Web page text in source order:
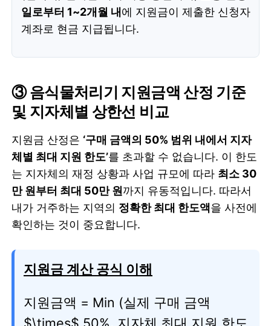
일로부터 1~2개월 내 에 지원금이 제출한 신청자
계좌로 현금 지급됩니다.
③음식물처리기 지원금액 산정 기준
및 지자체별 상한선 비교
지원금 산정은 ‘구매 금액의 50% 범위 내에서 지자
체별 최대 지원 한도’를 초과할 수 없습니다. 이 한도
는 지자체의 재정 상황과 사업 규모에 따라 최소 30
만 원부터 최대 50만 원 까지 유동적입니다. 따라서
내가 거주하는 지역의 정확한 최대 한도액을 사전에
확인하는 것이 중요합니다.
지원금 계산 공식 이해
지원금액 = Min (실제 구매 금액